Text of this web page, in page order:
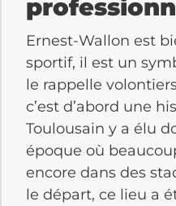
Ernest-Wallon est
sportif, il est un
le rappelle
c’est d’abord une
Toulousain y a élu
époque où
encore dans des
le départ, ce lieu a